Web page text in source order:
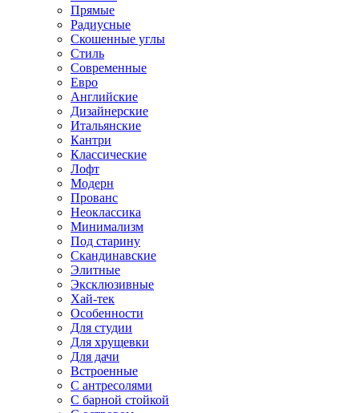
Прямые
Радиусные
Скошенные углы
Стиль
Современные
Евро
Английские
Дизайнерские
Итальянские
Кантри
Классические
Лофт
Модерн
Прованс
Неоклассика
Минимализм
Под старину
Скандинавские
Элитные
Эксклюзивные
Хай-тек
Особенности
Для студии
Для хрущевки
Для дачи
Встроенные
С антресолями
С барной стойкой